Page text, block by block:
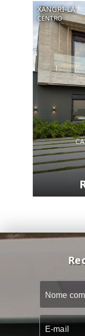
XANGRI-LÁ
CENTRO